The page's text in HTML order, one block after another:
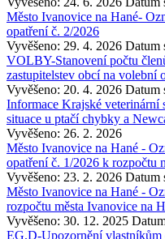
Město Ivanovice na Hané-
opatření č. 2/2026
Vyvěšeno: 29. 4. 2026 Datum
VOLBY-Stanovení počtu
zastupitelstev obcí na volební
Vyvěšeno: 20. 4. 2026 Datum
Informace Krajské
situace u ptačí chybky a
Vyvěšeno: 26. 2. 2026
Město Ivanovice na Hané -
opatření č. 1/2026 k rozpočtu
Vyvěšeno: 23. 2. 2026 Datum
Město Ivanovice na Hané -
rozpočtu města Ivanovice na
Vyvěšeno: 30. 12. 2025
EG.D-Upozornění vlastníkům